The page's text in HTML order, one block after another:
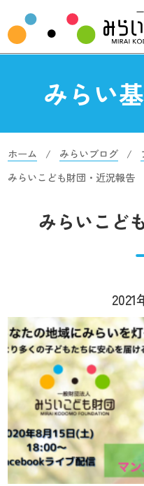
みらい
ホーム みらいブログ
みらいこども財団・近況報告
みらいこど
2021